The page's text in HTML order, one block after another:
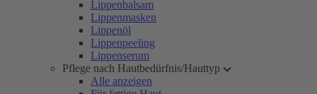
Lippenbalsam
Lippenmasken
Lippenöl
Lippenpeeling
Lippenserum
Pflege nach Hautbedürfnis/Hauttyp
Alle anzeigen